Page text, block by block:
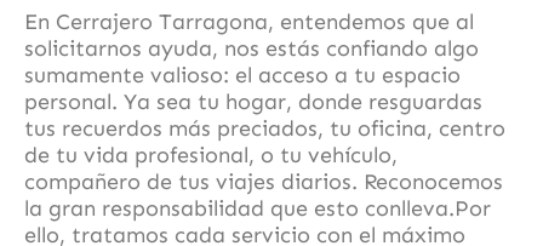
En Cerrajero Tarragona, entendemos que al
solicitarnos ayuda, nos estás confiando algo
sumamente valioso: el acceso a tu espacio
personal. Ya sea tu hogar, donde resguardas
tus recuerdos más preciados, tu oficina, centro
de tu vida profesional, o tu vehículo,
compañero de tus viajes diarios. Reconocemos
la gran responsabilidad que esto conlleva.Por
ello, tratamos cada servicio con el máximo